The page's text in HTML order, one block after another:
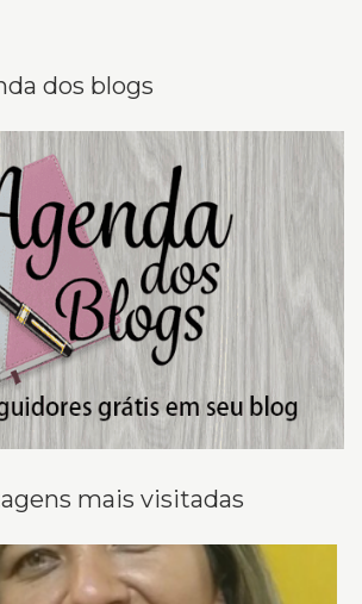
dos blogs
mais visitadas